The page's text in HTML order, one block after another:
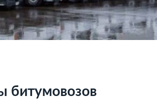
битумовозов